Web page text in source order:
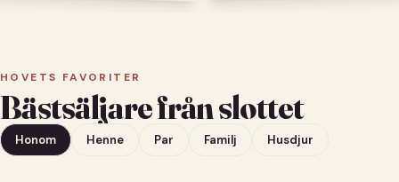
HOVETS FAVORITER
Bästsäljare från slottet
Honom Henne Par Familj Husdjur